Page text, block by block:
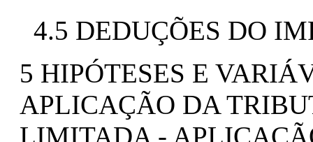
4.5 DEDUÇÕES DO
5 HIPÓTESES E
APLICAÇÃO DA